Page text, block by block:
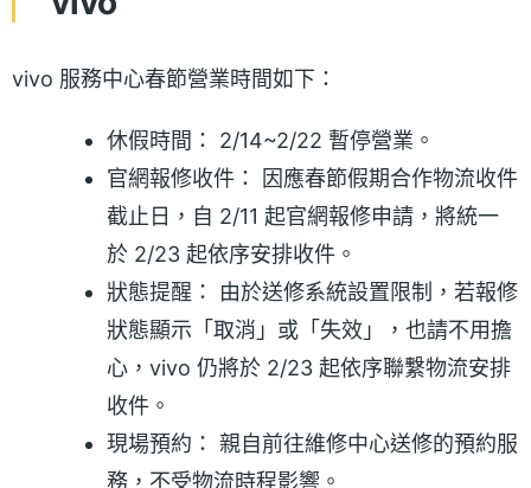
vivo 服務中心春節營業時間如下：
休假時間： 2/14~2/22 暫停營業。
官網報修收件： 因應春節假期合作物流收件
截止日，自 2/11 起官網報修申請，將統一
於 2/23 起依序安排收件。
狀態提醒： 由於送修系統設置限制，若報修
狀態顯示「取消」或「失效」，也請不用擔
心，vivo 仍將於 2/23 起依序聯繫物流安排
收件。
現場預約： 親自前往維修中心送修的預約服
務，不受物流時程影響。